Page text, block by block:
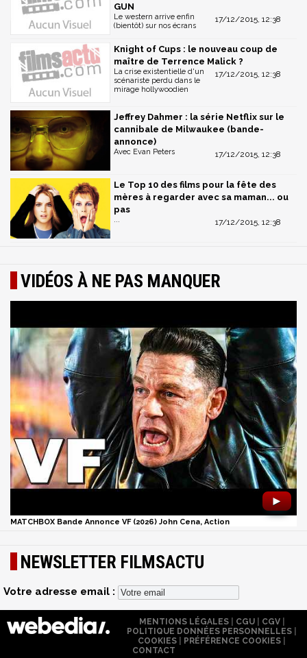
GUN
17/12/2015, 12:38
Le western arrive enfin
(bientôt) sur nos écrans
Knight of Cups : le nouveau coup de
maître de Terrence Malick ?
17/12/2015, 12:38
La crise existentielle d'un
scénariste perdu dans le
mirage hollywoodien
Jeffrey Dahmer : la série Netflix sur le
cannibale de Milwaukee (bande-
annonce)
17/12/2015, 12:38
Avec Evan Peters
Le Top 10 des films pour la fête des
mères à regarder avec sa maman... ou
pas
17/12/2015, 12:38
...
VIDÉOS À NE PAS MANQUER
►
MATCHBOX Bande Annonce VF (2026) John Cena, Action
NEWSLETTER FILMSACTU
Votre adresse email :
MENTIONS LÉGALES| CGU| CGV|
POLITIQUE DONNÉES PERSONNELLES
COOKIES
PRÉFÉRENCE COOKIES
CONTACT